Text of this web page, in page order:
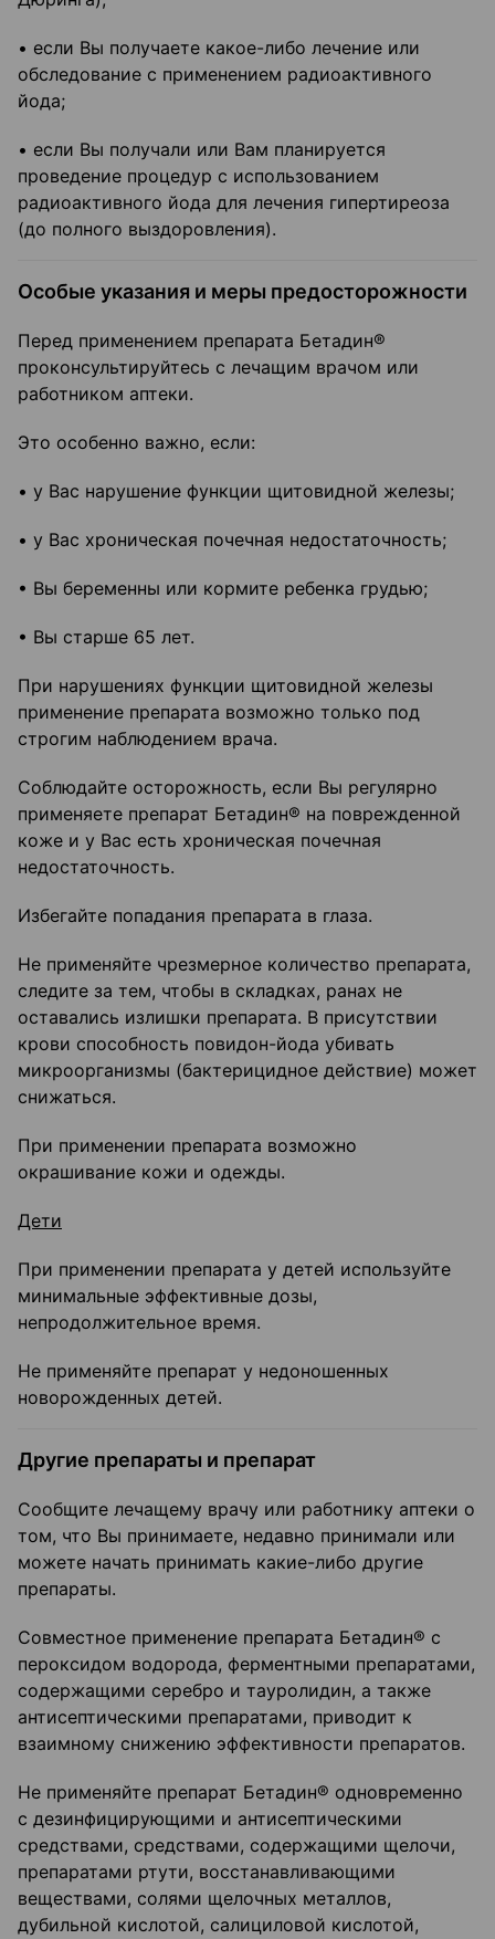
• если Вы получаете какое-либо лечение или
обследование с применением радиоактивного
йода;
• если Вы получали или Вам планируется
проведение процедур с использованием
радиоактивного йода для лечения гипертиреоза
(до полного выздоровления).
Особые указания и меры предосторожности
Перед применением препарата Бетадин®
проконсультируйтесь с лечащим врачом или
работником аптеки.
Это особенно важно, если:
• у Вас нарушение функции щитовидной железы;
• у Вас хроническая почечная недостаточность;
• Вы беременны или кормите ребенка грудью;
• Вы старше 65 лет.
При нарушениях функции щитовидной железы
применение препарата возможно только под
строгим наблюдением врача.
Соблюдайте осторожность, если Вы регулярно
применяете препарат Бетадин® на поврежденной
коже и у Вас есть хроническая почечная
недостаточность.
Избегайте попадания препарата в глаза.
Не применяйте чрезмерное количество препарата,
следите за тем, чтобы в складках, ранах не
оставались излишки препарата. В присутствии
крови способность повидон-йода убивать
микроорганизмы (бактерицидное действие) может
снижаться.
При применении препарата возможно
окрашивание кожи и одежды.
Дети
При применении препарата у детей используйте
минимальные эффективные дозы,
непродолжительное время.
Не применяйте препарат у недоношенных
новорожденных детей.
Другие препараты и препарат
Сообщите лечащему врачу или работнику аптеки о
том, что Вы принимаете, недавно принимали или
можете начать принимать какие-либо другие
препараты.
Совместное применение препарата Бетадин® с
пероксидом водорода, ферментными препаратами,
содержащими серебро и тауролидин, а также
антисептическими препаратами, приводит к
взаимному снижению эффективности препаратов.
Не применяйте препарат Бетадин® одновременно
с дезинфицирующими и антисептическими
средствами, средствами, содержащими щелочи,
препаратами ртути, восстанавливающими
веществами, солями щелочных металлов,
дубильной кислотой, салициловой кислотой,